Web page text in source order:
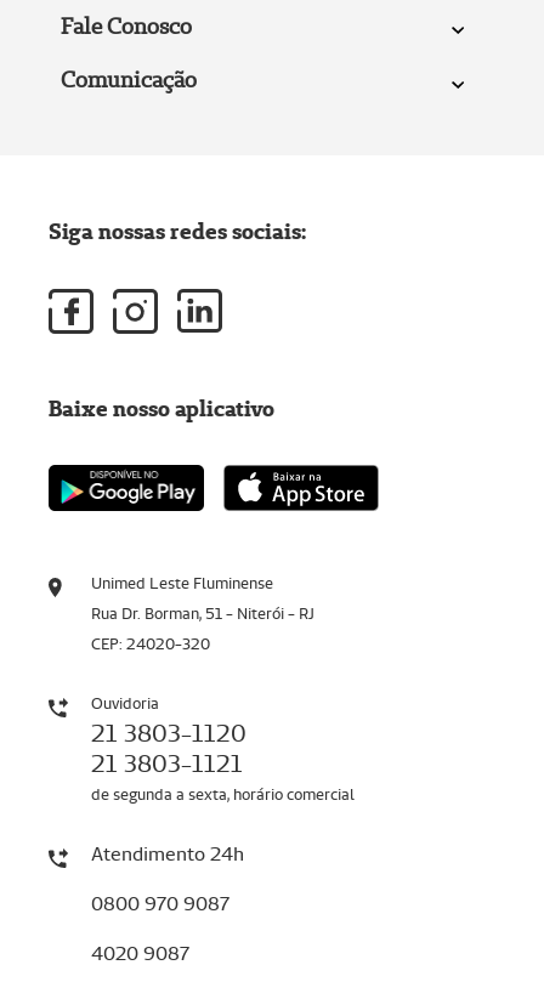
Fale Conosco
Comunicação
Unimed Leste Fluminense
Rua Dr. Borman, 51 - Niterói - RJ
CEP: 24020-320
Ouvidoria
21 3803-1120
21 3803-1121
de segunda a sexta, horário comercial
Atendimento 24h
0800 970 9087
4020 9087
Siga nossas redes sociais:
Baixe nosso aplicativo